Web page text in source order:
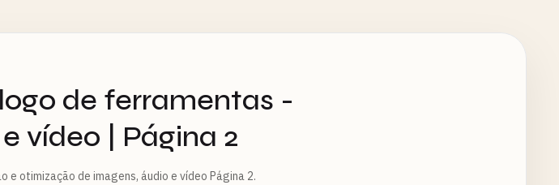
de ferramentas -
vídeo | Página 2
e otimização de imagens, áudio e vídeo Página 2.